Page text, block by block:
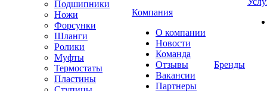
Подшипники
Ножи
Форсунки
Шланги
Ролики
Муфты
Термостаты
Пластины
Компания
О компании
Новости
Команда
Отзывы
Вакансии
Партнеры
Бренды